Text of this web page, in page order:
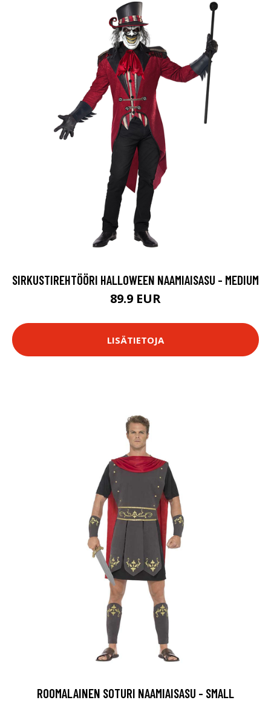
SIRKUSTIREHTÖÖRI HALLOWEEN NAAMIAISASU - MEDIUM
89.9 EUR
LISÄTIETOJA
ROOMALAINEN SOTURI NAAMIAISASU - SMALL